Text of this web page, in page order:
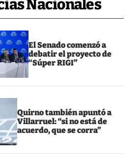
Nacionales
El Senado comenzó a
debatir el proyecto de
“Súper RIGI”
Quirno también apuntó a
Villarruel: “si no está de
acuerdo, que se corra”